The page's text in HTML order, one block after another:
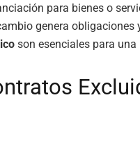
para bienes o
genera obligaciones
son esenciales para